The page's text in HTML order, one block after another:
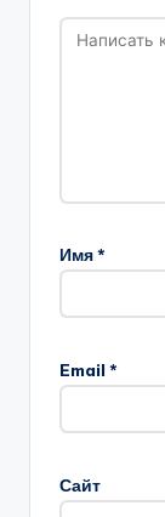
Имя*
Email *
Сайт